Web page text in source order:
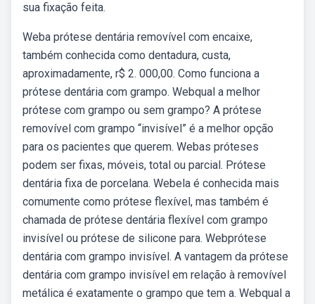
sua fixação feita.
Weba prótese dentária removível com encaixe,
também conhecida como dentadura, custa,
aproximadamente, r$ 2. 000,00. Como funciona a
prótese dentária com grampo. Webqual a melhor
prótese com grampo ou sem grampo? A prótese
removível com grampo “invisível” é a melhor opção
para os pacientes que querem. Webas próteses
podem ser fixas, móveis, total ou parcial. Prótese
dentária fixa de porcelana. Webela é conhecida mais
comumente como prótese flexível, mas também é
chamada de prótese dentária flexível com grampo
invisível ou prótese de silicone para. Webprótese
dentária com grampo invisível. A vantagem da prótese
dentária com grampo invisível em relação à removível
metálica é exatamente o grampo que tem a. Webqual a